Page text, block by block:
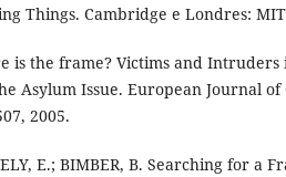
Things. Cambridge e Londres:
is the frame? Victims and
Asylum Issue. European Journal
2005.
E.; BIMBER, B. Searching for a